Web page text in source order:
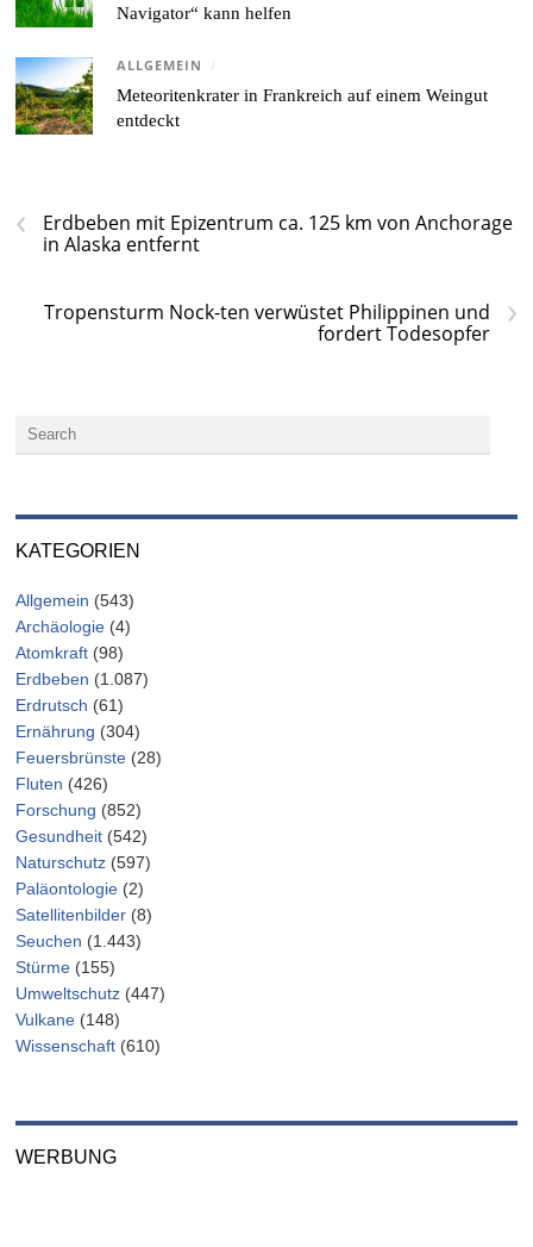
Navigator“ kann helfen
ALLGEMEIN /
Meteoritenkrater in Frankreich auf einem Weingut
entdeckt
‹
Erdbeben mit Epizentrum ca. 125 km von Anchorage
in Alaska entfernt
›
Tropensturm Nock-ten verwüstet Philippinen und
fordert Todesopfer
KATEGORIEN
Allgemein (543)
Archäologie (4)
Atomkraft (98)
Erdbeben (1.087)
Erdrutsch (61)
Ernährung (304)
Feuersbrünste (28)
Fluten (426)
Forschung (852)
Gesundheit (542)
Naturschutz (597)
Paläontologie (2)
Satellitenbilder (8)
Seuchen (1.443)
Stürme (155)
Umweltschutz (447)
Vulkane (148)
Wissenschaft (610)
WERBUNG